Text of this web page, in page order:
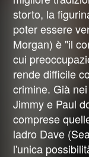
storto, la
poter essere
Morgan) è "il
cui
rende difficile
crimine. Già
Jimmy e Paul
comprese
ladro Dave
l'unica